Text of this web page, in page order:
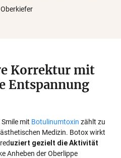
Korrektur mit
Entspannung
mit Botulinumtoxin zählt zu
Medizin. Botox wirkt
uziert gezielt die Aktivität
Anheben der Oberlippe